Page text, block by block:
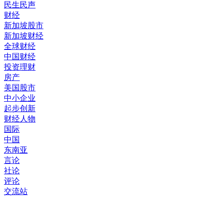
民生民声
财经
新加坡股市
新加坡财经
全球财经
中国财经
投资理财
房产
美国股市
中小企业
起步创新
财经人物
国际
中国
东南亚
言论
社论
评论
交流站